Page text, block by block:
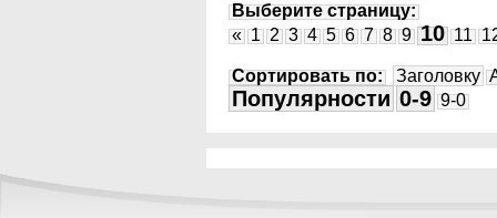
Выберите страницу:
« 1 2 3 4 5 6 7 8 9 10 11
Сортировать по: Заголовку
Популярности 0-9 9-0